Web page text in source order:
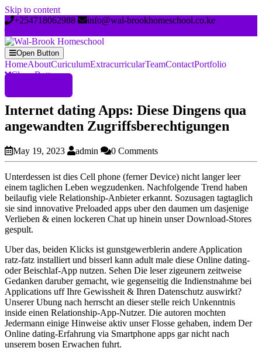
Skip to content
+254718062988
info@wal-brookhomeschool.co.ke
Open Button
HomeAboutCuriculumExtracurricularTeamContactPortfolio
Close Button
Internet dating Apps: Diese Dingens qua
angewandten Zugriffsberechtigungen
May 19, 2023 admin 0 Comments
Unterdessen ist dies Cell phone (ferner Device) nicht langer leer
einem taglichen Leben wegzudenken. Nachfolgende Trend haben
beilaufig viele Relationship-Anbieter erkannt. Sozusagen tagtaglich
sie sind innovative Preloaded apps uber den daumen um dasjenige
Verlieben & einen lockeren Chat up hinein unser Download-Stores
gespult.
Uber das, beiden Klicks ist gunstgewerblerin andere Application
ratz-fatz installiert und bisserl kann adult male diese Online dating-
oder Beischlaf-App nutzen. Sehen Die leser zigeunern zeitweise
Gedanken daruber gemacht, wie gegenseitig die Indienstnahme bei
Applications uff Ihre Gewissheit & Ihren Datenschutz auswirkt?
Unserer Ubung nach herrscht an dieser stelle reich Unkenntnis
inside einen Relationship-App-Nutzer. Die autoren mochten
Jedermann einige Hinweise aktiv unser Flosse gehaben, indem Der
Online dating-Erfahrung via Smartphone apps gar nicht nach
unserem bosen Erwachen fuhrt.